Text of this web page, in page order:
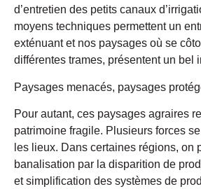
d’entretien des petits canaux
moyens techniques permettent un
exténuant et nos paysages où se
différentes trames, présentent un bel
Paysages menacés, paysages
Pour autant, ces paysages agraires
patrimoine fragile. Plusieurs forces
les lieux. Dans certaines régions, on
banalisation par la disparition de
et simplification des systèmes de